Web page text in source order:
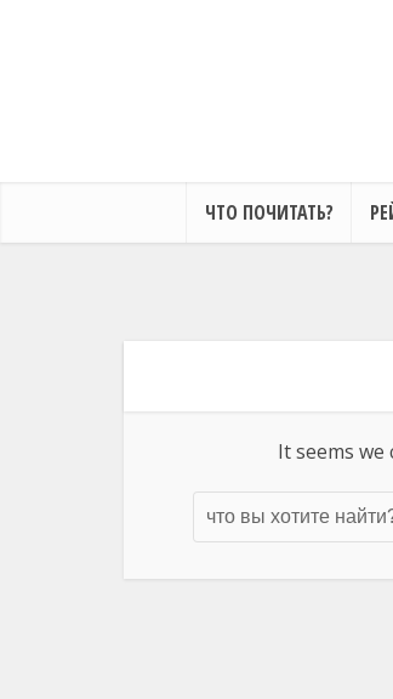
ЧТО ПОЧИТАТЬ?
It seems we